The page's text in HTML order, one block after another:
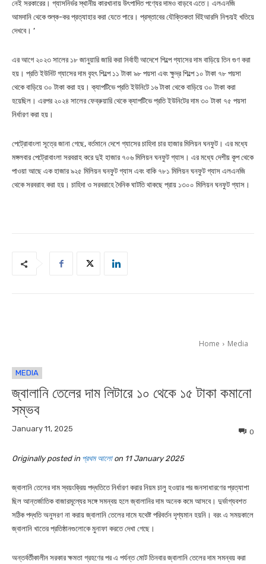
নেই সরকারের। গ্যাসনির্ভর স্থানীয় কারখানায় উৎপাদিত পণ্যের দামও বাড়বে এতে। এলএনজি
আমদানি থেকে শুল্ক-কর প্রত্যাহার করা যেতে পারে। প্রস্তাবের যৌক্তিকতা বিইআরসি নিশ্চয়ই খতিয়ে
দেখবে। ’
এর আগে ২০২৩ সালের ১৮ জানুয়ারি জারি করা নির্বাহী আদেশে শিল্পে গ্যাসের দাম বাড়িয়ে তিন গুণ করা
হয়। প্রতি ইউনিট গ্যাসের দাম বৃহৎ শিল্পে ১১ টাকা ৯৮ পয়সা এবং ক্ষুদ্র শিল্পে ১০ টাকা ৭৮ পয়সা
থেকে বাড়িয়ে ৩০ টাকা করা হয়। ক্যাপটিভে প্রতি ইউনিটে ১৬ টাকা থেকে বাড়িয়ে ৩০ টাকা করা
হয়েছিল। এরপর ২০২৪ সালের ফেব্রুয়ারি থেকে ক্যাপটিভে প্রতি ইউনিটের দাম ৩০ টাকা ৭৫ পয়সা
নির্ধারণ করা হয়।
পেট্রোবাংলা সূত্রে জানা গেছে, বর্তমানে দেশে গ্যাসের চাহিদা চার হাজার মিলিয়ন ঘনফুট। এর মধ্যে
মঙ্গলবার পেট্রোবাংলা সরবরাহ করে দুই হাজার ৭০৬ মিলিয়ন ঘনফুট গ্যাস। এর মধ্যে দেশীয় কূপ থেকে
পাওয়া আছে এক হাজার ৯২৫ মিলিয়ন ঘনফুট গ্যাস এবং বাকি ৭৮১ মিলিয়ন ঘনফুট গ্যাস এলএনজি
থেকে সরবরাহ করা হয়। চাহিদা ও সরবরাহে দৈনিক ঘাটতি থাকছে প্রায় ১৩০০ মিলিয়ন ঘনফুট গ্যাস।